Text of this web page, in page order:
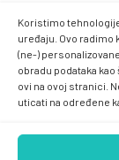
Koristimo
uređaju. Ovo radimo
(ne-)
obradu podataka
ovi na ovoj stranici.
uticati na određene
Samo.ba